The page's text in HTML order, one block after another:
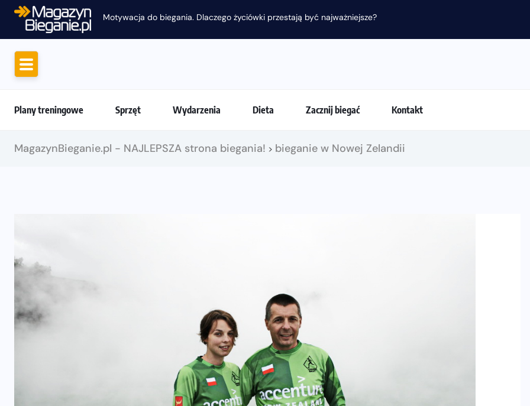
Motywacja do biegania. Dlaczego życiówki przestają być najważniejsze?
Plany treningowe Sprzęt Wydarzenia Dieta Zacznij biegać Kontakt
MagazynBieganie.pl - NAJLEPSZA strona biegania! > bieganie w Nowej Zelandii